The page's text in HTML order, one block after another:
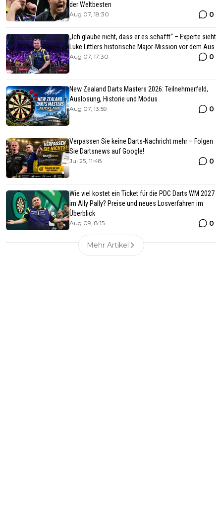
der Weltbesten
Aug 07, 18:30 0
„Ich glaube nicht, dass er es schafft“ – Experte sieht
Luke Littlers historische Major-Mission vor dem Aus
Aug 07, 17:30 0
New Zealand Darts Masters 2026: Teilnehmerfeld,
Auslosung, Historie und Modus
Aug 07, 13:59 0
Verpassen Sie keine Darts-Nachricht mehr – Folgen
Sie Dartsnews auf Google!
Jul 25, 11:48 0
Wie viel kostet ein Ticket für die PDC Darts WM 2027
im Ally Pally? Preise und neues Losverfahren im
Überblick
Aug 09, 8:15 0
Mehr Artikel